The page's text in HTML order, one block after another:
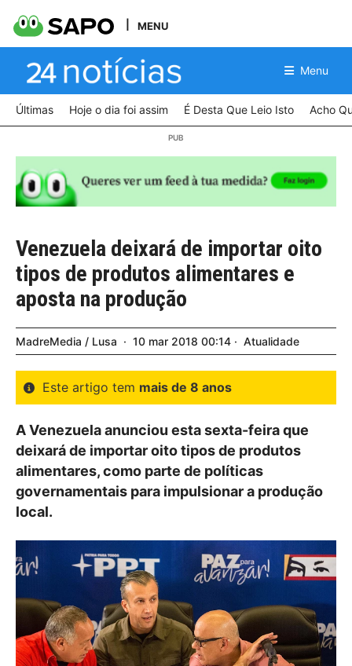
MENU
Menu
Últimas Hoje o dia foi assim É Desta Que Leio Isto Acho
Venezuela deixará de importar oito
tipos de produtos alimentares e
aposta na produção
MadreMedia / Lusa 10 mar 2018 00:14 Atualidade
Este artigo tem mais de 8 anos
A Venezuela anunciou esta sexta-feira que
deixará de importar oito tipos de produtos
alimentares, como parte de políticas
governamentais para impulsionar a produção
local.